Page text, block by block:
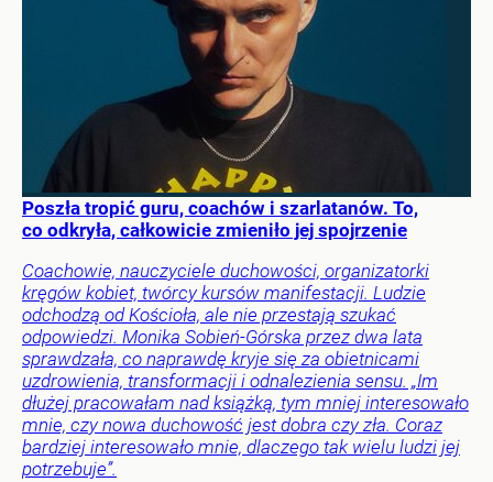
Poszła tropić guru, coachów i szarlatanów. To,
co odkryła, całkowicie zmieniło jej spojrzenie
Coachowie, nauczyciele duchowości, organizatorki
kręgów kobiet, twórcy kursów manifestacji. Ludzie
odchodzą od Kościoła, ale nie przestają szukać
odpowiedzi. Monika Sobień-Górska przez dwa lata
sprawdzała, co naprawdę kryje się za obietnicami
uzdrowienia, transformacji i odnalezienia sensu. „Im
dłużej pracowałam nad książką, tym mniej interesowało
mnie, czy nowa duchowość jest dobra czy zła. Coraz
bardziej interesowało mnie, dlaczego tak wielu ludzi jej
potrzebuje”.